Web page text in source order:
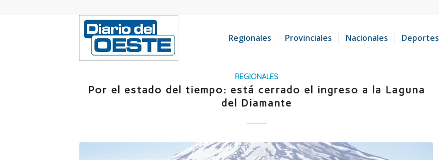
Regionales Provinciales Nacionales Deportes
REGIONALES
Por el estado del tiempo: está cerrado el ingreso a la Laguna
del Diamante